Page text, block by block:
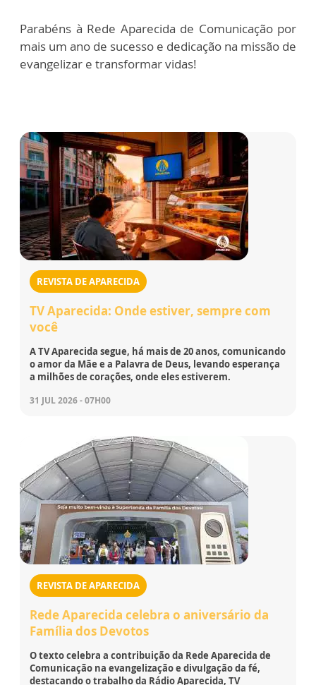
Parabéns à Rede Aparecida de Comunicação por
mais um ano de sucesso e dedicação na missão de
evangelizar e transformar vidas!
REVISTA DE APARECIDA
TV Aparecida: Onde estiver, sempre com
você
A TV Aparecida segue, há mais de 20 anos, comunicando
o amor da Mãe e a Palavra de Deus, levando esperança
a milhões de corações, onde eles estiverem.
31 JUL 2026 - 07H00
REVISTA DE APARECIDA
Rede Aparecida celebra o aniversário da
Família dos Devotos
O texto celebra a contribuição da Rede Aparecida de
Comunicação na evangelização e divulgação da fé,
destacando o trabalho da Rádio Aparecida, TV